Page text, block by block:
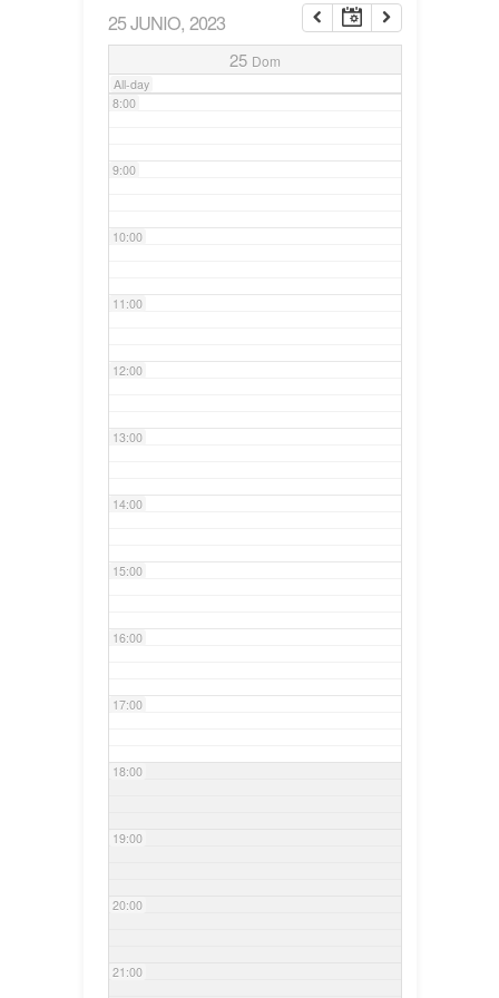
25 JUNIO, 2023
25 Dom
All-day
7:00
8:00
9:00
10:00
11:00
12:00
13:00
14:00
15:00
16:00
17:00
18:00
19:00
20:00
21:00